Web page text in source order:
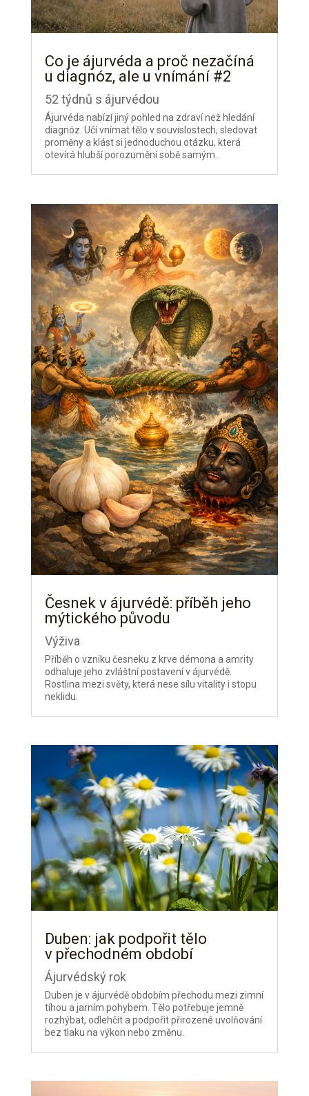
Co je ájurvéda a proč nezačíná
u diagnóz, ale u vnímání #2
52 týdnů s ájurvédou
Ájurvéda nabízí jiný pohled na zdraví než hledání
diagnóz. Učí vnímat tělo v souvislostech, sledovat
proměny a klást si jednoduchou otázku, která
otevírá hlubší porozumění sobě samým.
Česnek v ájurvédě: příběh jeho
mýtického původu
Výživa
Příběh o vzniku česneku z krve démona a amrity
odhaluje jeho zvláštní postavení v ájurvédě.
Rostlina mezi světy, která nese sílu vitality i stopu
neklidu.
Duben: jak podpořit tělo
v přechodném období
Ájurvédský rok
Duben je v ájurvédě obdobím přechodu mezi zimní
tíhou a jarním pohybem. Tělo potřebuje jemně
rozhýbat, odlehčit a podpořit přirozené uvolňování
bez tlaku na výkon nebo změnu.